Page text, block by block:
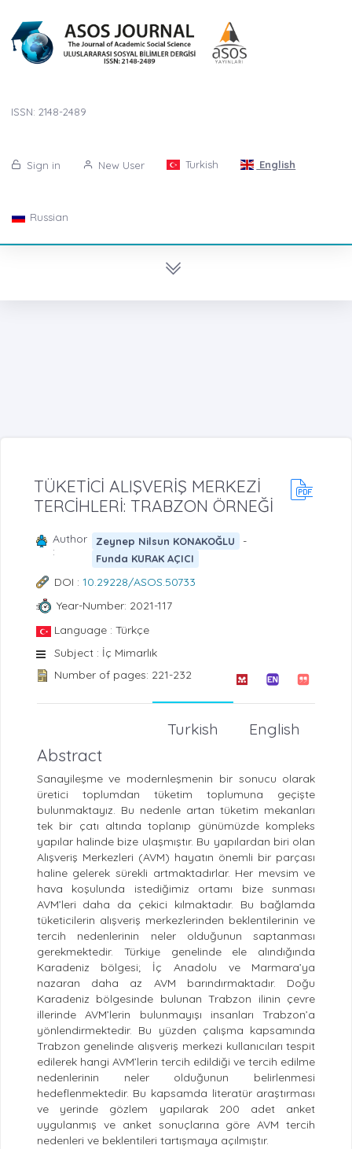
ISSN: 2148-2489
Sign in New User Turkish English
Russian
TÜKETİCİ ALIŞVERİŞ MERKEZİ
TERCİHLERİ: TRABZON ÖRNEĞİ
Author
:
Zeynep Nilsun KONAKOĞLU -
Funda KURAK AÇICI
DOI : 10.29228/ASOS.50733
Year-Number: 2021-117
Language : Türkçe
Subject : İç Mimarlık
Number of pages: 221-232
English
Turkish
Abstract
Sanayileşme ve modernleşmenin bir sonucu olarak
üretici toplumdan tüketim toplumuna geçişte
bulunmaktayız. Bu nedenle artan tüketim mekanları
tek bir çatı altında toplanıp günümüzde kompleks
yapılar halinde bize ulaşmıştır. Bu yapılardan biri olan
Alışveriş Merkezleri (AVM) hayatın önemli bir parçası
haline gelerek sürekli artmaktadırlar. Her mevsim ve
hava koşulunda istediğimiz ortamı bize sunması
AVM’leri daha da çekici kılmaktadır. Bu bağlamda
tüketicilerin alışveriş merkezlerinden beklentilerinin ve
tercih nedenlerinin neler olduğunun saptanması
gerekmektedir. Türkiye genelinde ele alındığında
Karadeniz bölgesi; İç Anadolu ve Marmara’ya
nazaran daha az AVM barındırmaktadır. Doğu
Karadeniz bölgesinde bulunan Trabzon ilinin çevre
illerinde AVM’lerin bulunmayışı insanları Trabzon’a
yönlendirmektedir. Bu yüzden çalışma kapsamında
Trabzon genelinde alışveriş merkezi kullanıcıları tespit
edilerek hangi AVM’lerin tercih edildiği ve tercih edilme
nedenlerinin neler olduğunun belirlenmesi
hedeflenmektedir. Bu kapsamda literatür araştırması
ve yerinde gözlem yapılarak 200 adet anket
uygulanmış ve anket sonuçlarına göre AVM tercih
nedenleri ve beklentileri tartışmaya açılmıştır.